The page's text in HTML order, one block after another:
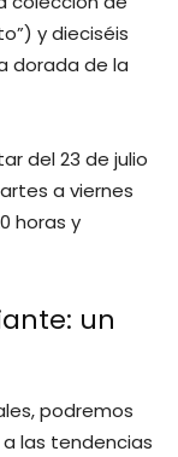
y dieciséis
dorada de la
del 23 de julio
a viernes
horas y
un
podremos
las tendencias